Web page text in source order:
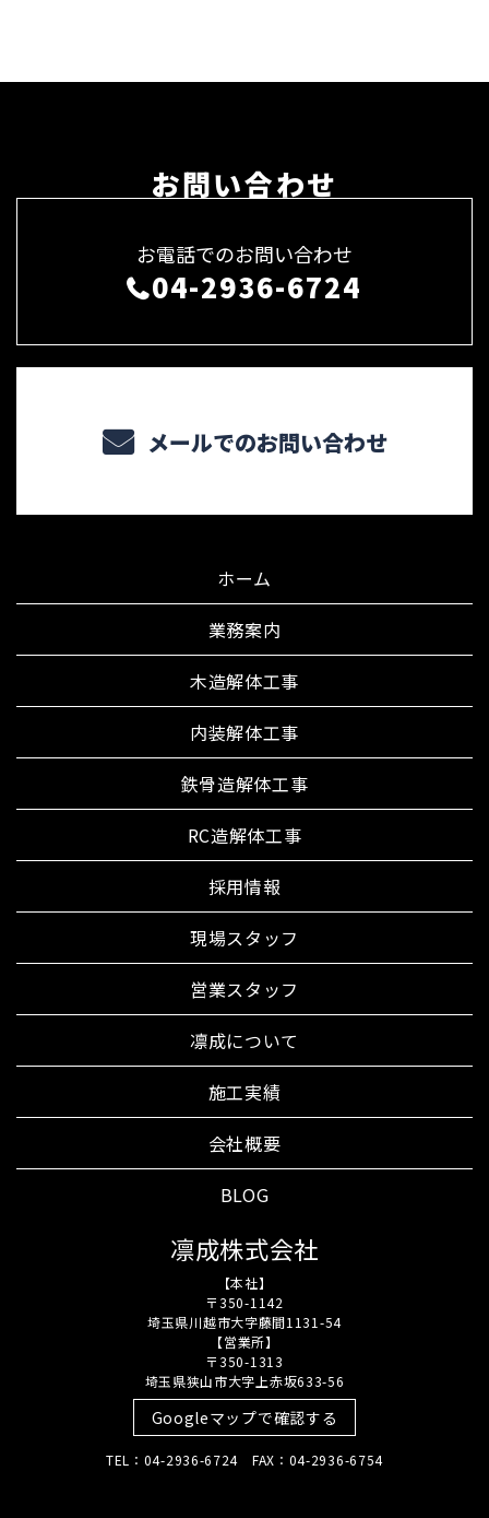
お問い合わせ
お電話でのお問い合わせ
04-2936-6724
メールでのお問い合わせ
ホーム
業務案内
木造解体工事
内装解体工事
鉄骨造解体工事
RC造解体工事
採用情報
現場スタッフ
営業スタッフ
凛成について
施工実績
会社概要
BLOG
凛成株式会社
【本社】
〒350-1142
埼玉県川越市大字藤間1131-54
【営業所】
〒350-1313
埼玉県狭山市大字上赤坂633-56
Googleマップで確認する
TEL：04-2936-6724 FAX：04-2936-6754